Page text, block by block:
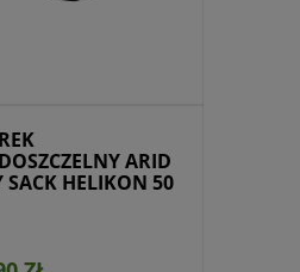
ARID
SACK HELIKON 50